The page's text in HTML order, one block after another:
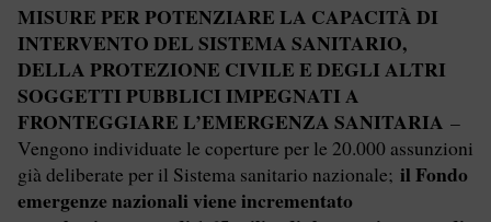
MISURE PER POTENZIARE LA CAPACITÀ DI
INTERVENTO DEL SISTEMA SANITARIO,
DELLA PROTEZIONE CIVILE E DEGLI ALTRI
SOGGETTI PUBBLICI IMPEGNATI A
FRONTEGGIARE L’EMERGENZA SANITARIA –
Vengono individuate le coperture per le 20.000 assunzioni
già deliberate per il Sistema sanitario nazionale; il Fondo
emergenze nazionali viene incrementato